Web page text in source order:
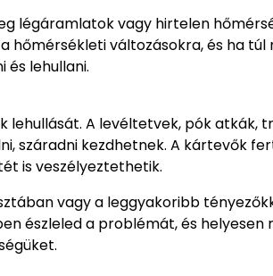
légáramlatok vagy hirtelen
hőmérsékleti változásokra, és ha
és lehullani.
lehullását. A levéltetvek, pók atkák,
száradni kezdhetnek. A kártevők
is veszélyeztethetik.
vagy a leggyakoribb
észleled a problémát, és helyesen